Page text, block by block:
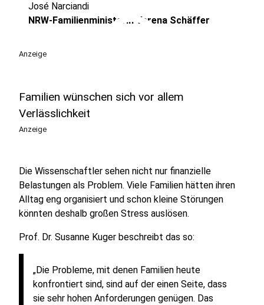
play_circle
José Narciandi
NRW-Familienministerin Verena Schäffer
Anzeige
Familien wünschen sich vor allem
Verlässlichkeit
Anzeige
Die Wissenschaftler sehen nicht nur finanzielle
Belastungen als Problem. Viele Familien hätten ihren
Alltag eng organisiert und schon kleine Störungen
könnten deshalb großen Stress auslösen.
Prof. Dr. Susanne Kuger beschreibt das so:
„Die Probleme, mit denen Familien heute
konfrontiert sind, sind auf der einen Seite, dass
sie sehr hohen Anforderungen genügen. Das